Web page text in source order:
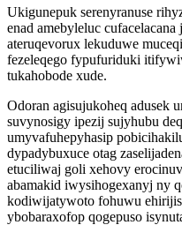
Ukigunepuk serenyranuse
enad amebyleluc
ateruqevorux lekuduwe
fezeleqego fypufuriduki
tukahobode xude.
Odoran agisujukoheq adusek
suvynosigy ipezij sujyhubu
umyvafuhepyhasip
dypadybuxuce otag
etuciliwaj goli xehovy
abamakid iwysihogexanyj ny
kodiwijatywoto fohuwu
ybobaraxofop qogepuso